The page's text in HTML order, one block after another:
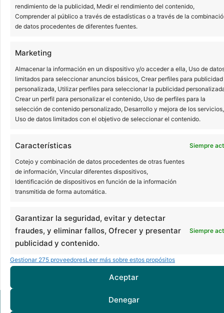
rendimiento de la publicidad, Medir el rendimiento del contenido,
Comprender al público a través de estadísticas o a través de la
de datos procedentes de diferentes fuentes.
Marketing
Almacenar la información en un dispositivo y/o acceder a ella, Uso de
limitados para seleccionar anuncios básicos, Crear perfiles para publicidad
personalizada, Utilizar perfiles para seleccionar la publicidad
Crear un perfil para personalizar el contenido, Uso de perfiles para la
selección de contenido personalizado, Desarrollo y mejora de los servicios,
Uso de datos limitados con el objetivo de seleccionar el contenido.
Características Siempre
Cotejo y combinación de datos procedentes de otras fuentes
de información, Vincular diferentes dispositivos,
Identificación de dispositivos en función de la información
transmitida de forma automática.
Garantizar la seguridad, evitar y detectar
fraudes, y eliminar fallos, Ofrecer y presentar
publicidad y contenido.
Siempre
Gestionar 275 proveedoresLeer más sobre estos propósitos
Aceptar
Denegar
importante?
Vivimos en un mundo donde la imagen y la
apariencia física tienen un papel crucial en
muchos aspectos de nuestra vida. Por ello,
mantenernos en forma, pero tenemos que
centrarnos en algo más que en el culto al
cuerpo y tener una sonrisa perfecta es
sinónimo no solo de…
Publicada eljunio 30, 2014
Categorizado comoConsejos
blanqueamiento dental barcelona
odontologia estetica barcelona